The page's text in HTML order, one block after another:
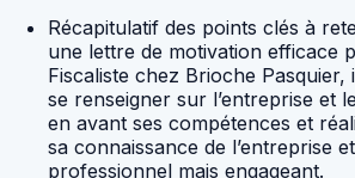
Récapitulatif des points clés à
une lettre de motivation efficace
Fiscaliste chez Brioche Pasquier,
se renseigner sur l’entreprise et
en avant ses compétences et
sa connaissance de l’entreprise
professionnel mais engageant.